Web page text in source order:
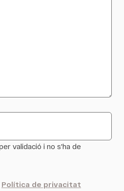
validació i no s'ha de
Política de privacitat